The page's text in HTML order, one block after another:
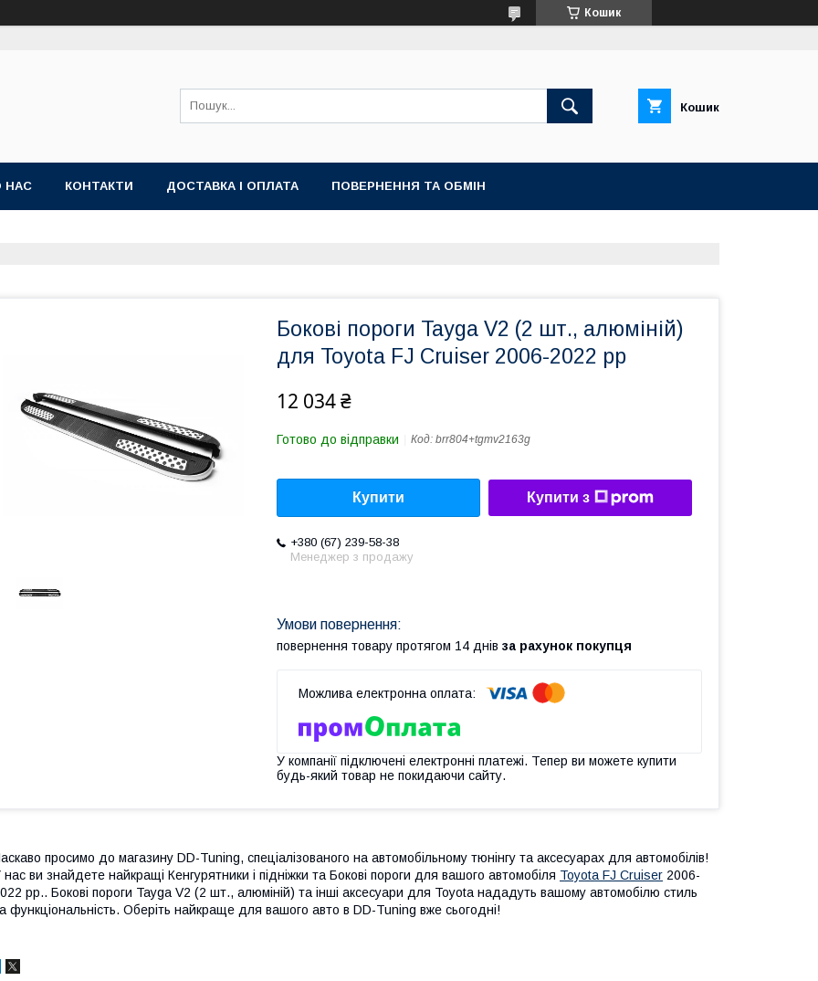
Кошик
Кошик
НАС КОНТАКТИ ДОСТАВКА І ОПЛАТА ПОВЕРНЕННЯ ТА ОБМІН
Бокові пороги Tayga V2 (2 шт., алюміній)
для Toyota FJ Cruiser 2006-2022 рр
12 034 ₴
Готово до відправки Код: brr804+tgmv2163g
Купити Купити з
+380 (67) 239-58-38
Менеджер з продажу
повернення товару протягом 14 днів за рахунок покупця
У компанії підключені електронні платежі. Тепер ви можете купити
будь-який товар не покидаючи сайту.
просимо до магазину DD-Tuning, спеціалізованого на автомобільному тюнінгу та аксесуарах для автомобілів!
нас ви знайдете найкращі Кенгурятники і підніжки та Бокові пороги для вашого автомобіля Toyota FJ Cruiser 2006-
рр.. Бокові пороги Tayga V2 (2 шт., алюміній) та інші аксесуари для Toyota нададуть вашому автомобілю стиль
функціональність. Оберіть найкраще для вашого авто в DD-Tuning вже сьогодні!